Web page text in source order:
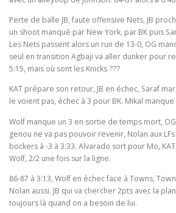
Perte de balle JB, faute offensive Nets, JB
un shoot manqué par New York, par BK puis
Les Nets passent alors un run de 13-0, OG
seul en transition Agbaji va aller dunker pour
5:15, mais où sont les Knicks ???
KAT prépare son retour, JB en échec, Saraf
le voient pas, échec à 3 pour BK. Mikal
Wolf manque un 3 en sortie de temps mort,
genou ne va pas pouvoir revenir, Nolan aux
bockers à -3 à 3:33. Alvarado sort pour Mo,
Wolf, 2/2 une fois sur la ligne.
86-87 à 3:13, Wolf en échec face à Towns,
Nolan aussi. JB qui va chercher 2pts avec la
toujours là quand on a besoin de lui.